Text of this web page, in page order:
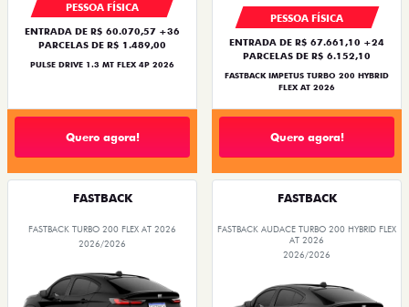
PESSOA FÍSICA
ENTRADA DE R$ 60.070,57 +36
PARCELAS DE R$ 1.489,00
PULSE DRIVE 1.3 MT FLEX 4P 2026
Quero agora!
PESSOA FÍSICA
ENTRADA DE R$ 67.661,10 +24
PARCELAS DE R$ 6.152,10
FASTBACK IMPETUS TURBO 200 HYBRID
FLEX AT 2026
Quero agora!
FASTBACK
FASTBACK TURBO 200 FLEX AT 2026
2026/2026
FASTBACK
FASTBACK AUDACE TURBO 200 HYBRID FLEX
AT 2026
2026/2026